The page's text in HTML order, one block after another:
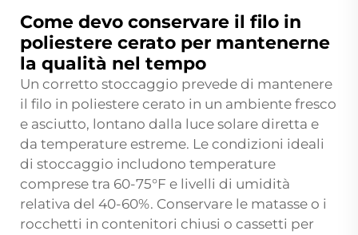
Come devo conservare il filo in
poliestere cerato per mantenerne
la qualità nel tempo
Un corretto stoccaggio prevede di mantenere
il filo in poliestere cerato in un ambiente fresco
e asciutto, lontano dalla luce solare diretta e
da temperature estreme. Le condizioni ideali
di stoccaggio includono temperature
comprese tra 60-75°F e livelli di umidità
relativa del 40-60%. Conservare le matasse o i
rocchetti in contenitori chiusi o cassetti per